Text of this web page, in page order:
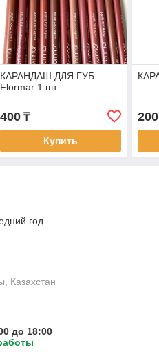
КАРАНДАШ ДЛЯ ГУБ
Flormar 1 шт
400₸
Купить
200
год
Казахстан
до 18:00